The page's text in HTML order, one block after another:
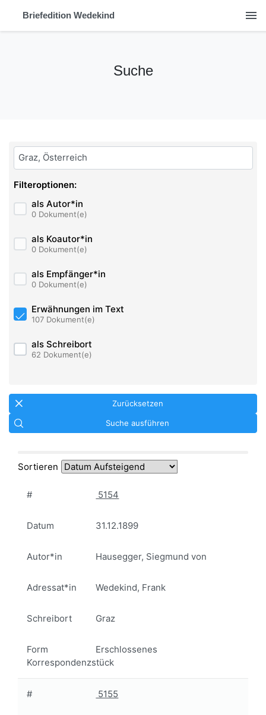
Briefedition Wedekind menu
Suche
Bitte geben Sie hier ihren Suchbegriff ein:
Filteroptionen:
als Autor*in
0 Dokument(e)
als Koautor*in
0 Dokument(e)
als Empfänger*in
0 Dokument(e)
Erwähnungen im Text
107 Dokument(e)
als Schreibort
62 Dokument(e)
Zurücksetzen
Suche ausführen
Sortieren
# 5154
Datum 31.12.1899
Autor*in Hausegger, Siegmund von
Adressat*in Wedekind, Frank
Schreibort Graz
Form
Erschlossenes
Korrespondenzstück
# 5155